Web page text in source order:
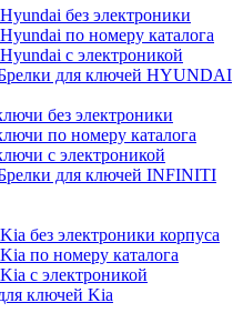
без электроники
по номеру каталога
с электроникой
для ключей HYUNDAI
без электроники
по номеру каталога
с электроникой
для ключей INFINITI
без электроники корпуса
по номеру каталога
с электроникой
ключей Kia